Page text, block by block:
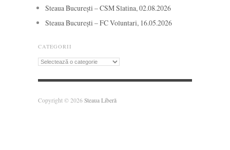
Steaua București – CSM Slatina, 02.08.2026
Steaua București – FC Voluntari, 16.05.2026
CATEGORII
Categorii
Copyright © 2026 Steaua Liberă